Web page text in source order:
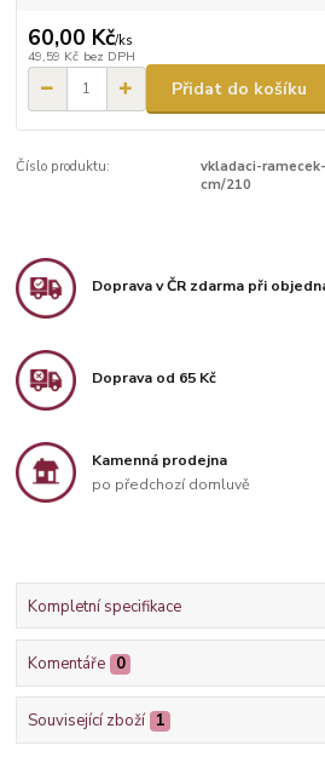
60,00 Kč/ks
49,59 Kč bez DPH
Přidat do košíku
Číslo produktu:
vkladaci-
cm/210
Doprava v ČR zdarma při
Doprava od 65 Kč
Kamenná prodejna
po předchozí domluvě
Kompletní specifikace
Komentáře 0
Související zboží 1